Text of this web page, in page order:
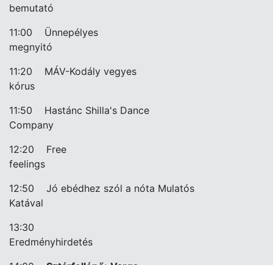
bemutató
11:00
Ünnepélyes
megnyitó
11:20
MÁV-Kodály vegyes
kórus
11:50
Hastánc Shilla's Dance
Company
12:20
Free
feelings
12:50
Jó ebédhez szól a nóta Mulatós
Katával
13:30
Eredményhirdetés